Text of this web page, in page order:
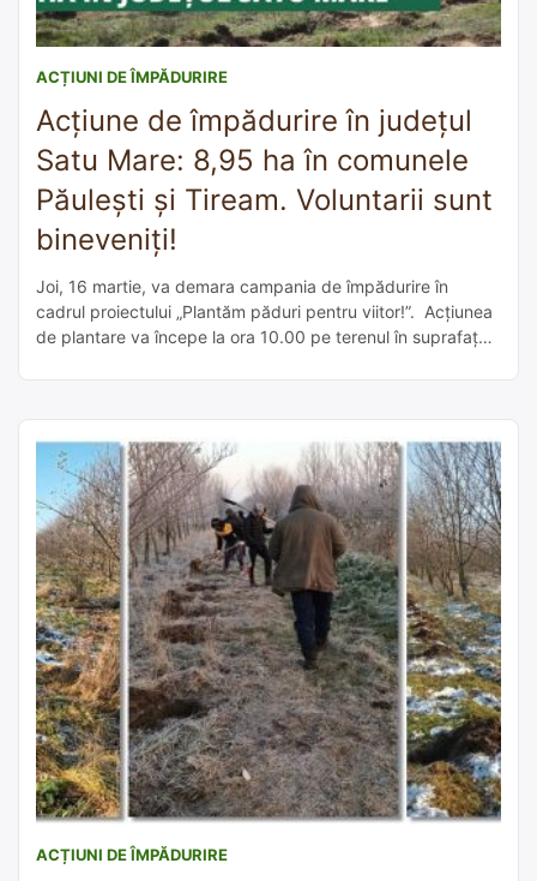
ACȚIUNI DE ÎMPĂDURIRE
Acțiune de împădurire în județul
Satu Mare: 8,95 ha în comunele
Păulești și Tiream. Voluntarii sunt
bineveniți!
Joi, 16 martie, va demara campania de împădurire în
cadrul proiectului „Plantăm păduri pentru viitor!”. Acţiunea
de plantare va începe la ora 10.00 pe terenul în suprafață
[…]
ACȚIUNI DE ÎMPĂDURIRE